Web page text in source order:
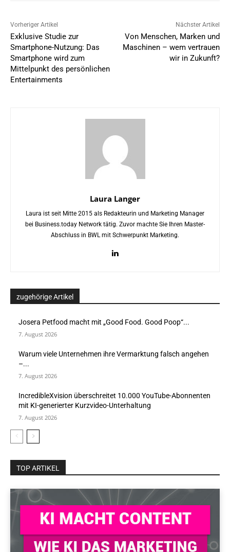
Vorheriger Artikel
Exklusive Studie zur
Smartphone-Nutzung: Das
Smartphone wird zum
Mittelpunkt des persönlichen
Entertainments
Nächster Artikel
Von Menschen, Marken und
Maschinen – wem vertrauen
wir in Zukunft?
Laura Langer
Laura ist seit Mitte 2015 als Redakteurin und Marketing Manager
bei Business.today Network tätig. Zuvor machte Sie Ihren Master-
Abschluss in BWL mit Schwerpunkt Marketing.
zugehörige Artikel
Josera Petfood macht mit „Good Food. Good Poop“...
7. August 2026
Warum viele Unternehmen ihre Vermarktung falsch angehen
–...
7. August 2026
IncredibleXvision überschreitet 10.000 YouTube-Abonnenten
mit KI-generierter Kurzvideo-Unterhaltung
7. August 2026
TOP ARTIKEL